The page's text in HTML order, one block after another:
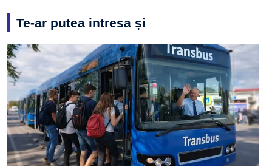
Te-ar putea intresa și